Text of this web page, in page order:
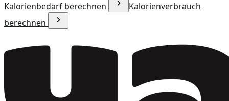
Kalorienbedarf berechnen
Kalorienverbrauch
berechnen